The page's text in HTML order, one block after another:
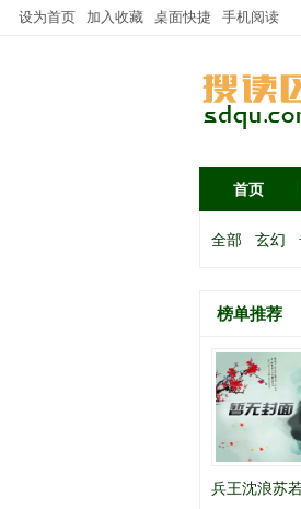
设为首页 加入收藏 桌面快捷 手机阅读
首页
全部 玄幻
榜单推荐
兵王沈浪苏